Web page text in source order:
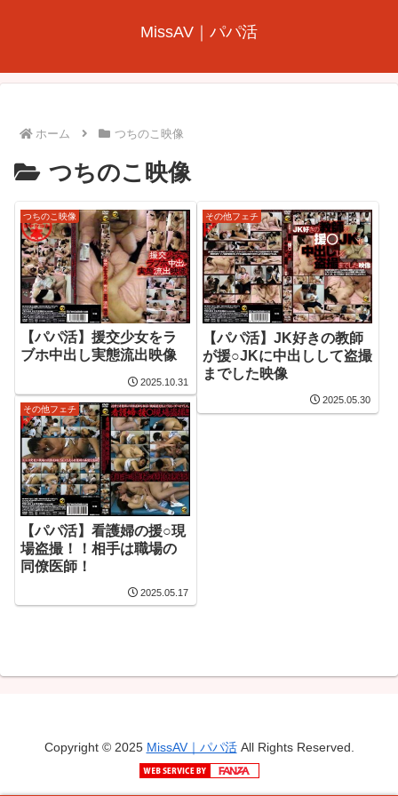
MissAV｜パパ活
ホーム つちのこ映像
つちのこ映像
つちのこ映像
【パパ活】援交少女をラ
ブホ中出し実態流出映像
2025.10.31
その他フェチ
【パパ活】JK好きの教師
が援○JKに中出しして盗撮
までした映像
2025.05.30
その他フェチ
【パパ活】看護婦の援○現
場盗撮！！相手は職場の
同僚医師！
2025.05.17
Copyright © 2025 MissAV｜パパ活All Rights Reserved.